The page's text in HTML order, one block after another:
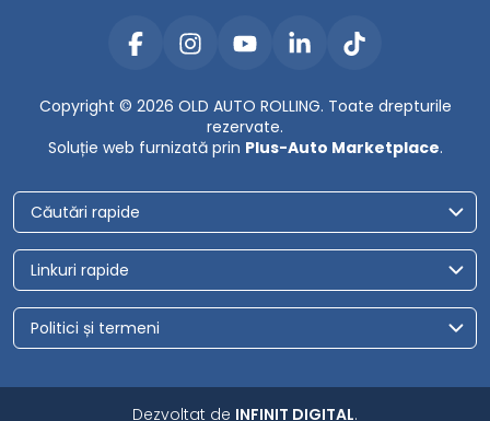
Copyright © 2026 OLD AUTO ROLLING. Toate drepturile
rezervate.
Soluție web furnizată prin Plus-Auto Marketplace.
Căutări rapide
Linkuri rapide
Politici și termeni
Dezvoltat de INFINIT DIGITAL.